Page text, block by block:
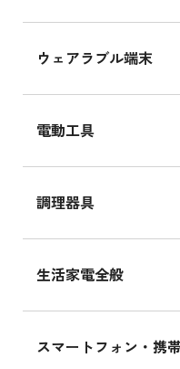
ウェアラブル端末
電動工具
調理器具
生活家電全般
スマートフォン・携